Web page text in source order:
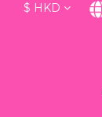
$ HKD